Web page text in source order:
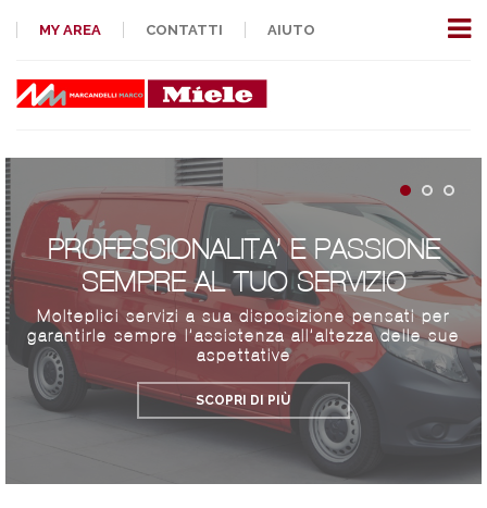
MY AREA CONTATTI AIUTO
PROFESSIONALITA’ E PASSIONE
SEMPRE AL TUO SERVIZIO
Molteplici servizi a sua disposizione pensati per
garantirle sempre l’assistenza all’altezza delle sue
aspettative
SCOPRI DI PIÙ